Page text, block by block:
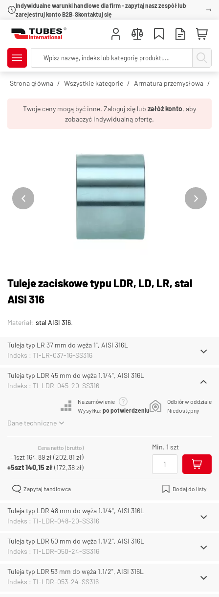
Indywidualne warunki handlowe dla firm - zapytaj nasz zespół lub
zarejestruj konto B2B. Skontaktuj się
Strona główna Wszystkie kategorie Armatura przemysłowa
Twoje ceny mogą być inne. Zaloguj się lub załóż konto, aby
zobaczyć indywidualną ofertę.
Tuleje zaciskowe typu LDR, LD, LR, stal
AISI 316
Materiał: stal AISI 316.
Tuleja typ LR 37 mm do węża 1", AISI 316L
Indeks : TI-LR-037-16-SS316
Tuleja typ LDR 45 mm do węża 1.1/4", AISI 316L
Indeks : TI-LDR-045-20-SS316
Na zamówienie
Wysyłka: po potwierdzeniu
Odbiór w oddziale
Niedostępny
Dane techniczne
Cena netto (brutto)
+1szt 164,89 zł(202,81 zł)
+5szt140,15 zł(172,38 zł)
Min. 1 szt
Zapytaj handlowca Dodaj do listy
Tuleja typ LDR 48 mm do węża 1.1/4", AISI 316L
Indeks : TI-LDR-048-20-SS316
Tuleja typ LDR 50 mm do węża 1.1/2", AISI 316L
Indeks : TI-LDR-050-24-SS316
Tuleja typ LDR 53 mm do węża 1.1/2", AISI 316L
Indeks : TI-LDR-053-24-SS316